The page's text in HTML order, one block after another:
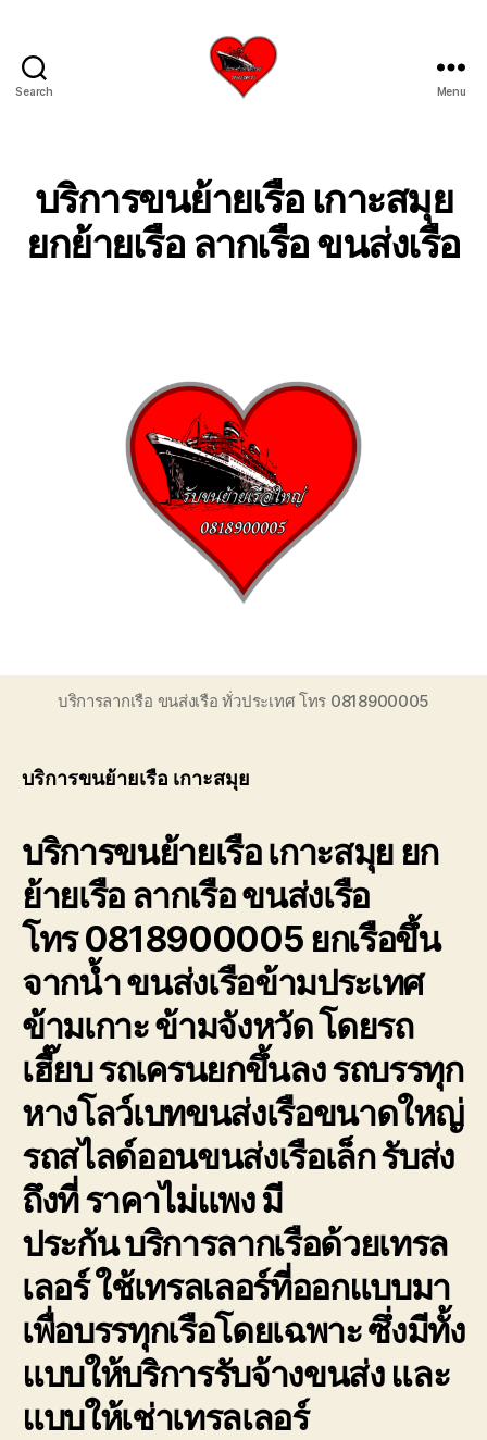
Search
ย้าย
เรือ
ใหญ่
เครน
ทะเล
โทร
0818900005
บริษัท
ของ
เรา
เชี่ยวชาญ
งาน
ขน
ตอบ
สะดวก
และ
ได้
มาตรฐาน
ระหว่าง
การ
ยก
ย้าย
การ
เดิน
ทาง
ขนส่ง
เรือ
ให้
ถึงที่
หมาย
Menu
บริการขนย้ายเรือ เกาะสมุย
ยกย้ายเรือ ลากเรือ ขนส่งเรือ
บริการลากเรือ ขนส่งเรือ ทั่วประเทศ โทร 0818900005
บริการขนย้ายเรือ เกาะสมุย
บริการขนย้ายเรือ เกาะสมุย ยก
ย้ายเรือ ลากเรือ ขนส่งเรือ
โทร 0818900005 ยกเรือขึ้น
จากน้ำ ขนส่งเรือข้ามประเทศ
ข้ามเกาะ ข้ามจังหวัด โดยรถ
เฮี๊ยบ รถเครนยกขึ้นลง รถบรรทุก
หางโลว์เบทขนส่งเรือขนาดใหญ่
รถสไลด์ออนขนส่งเรือเล็ก รับส่ง
ถึงที่ ราคาไม่แพง มี
ประกันบริการลากเรือด้วยเทรล
เลอร์ใช้เทรลเลอร์ที่ออกแบบมา
เพื่อบรรทุกเรือโดยเฉพาะ ซึ่งมีทั้ง
แบบให้บริการรับจ้างขนส่ง และ
แบบให้เช่าเทรลเลอร์